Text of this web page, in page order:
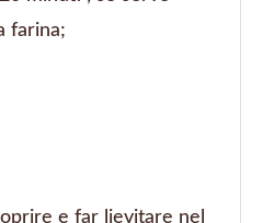
farina;
e far lievitare nel